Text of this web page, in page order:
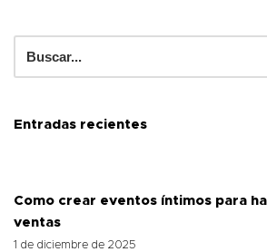
Entradas recientes
Como crear eventos íntimos para
ventas
1 de diciembre de 2025